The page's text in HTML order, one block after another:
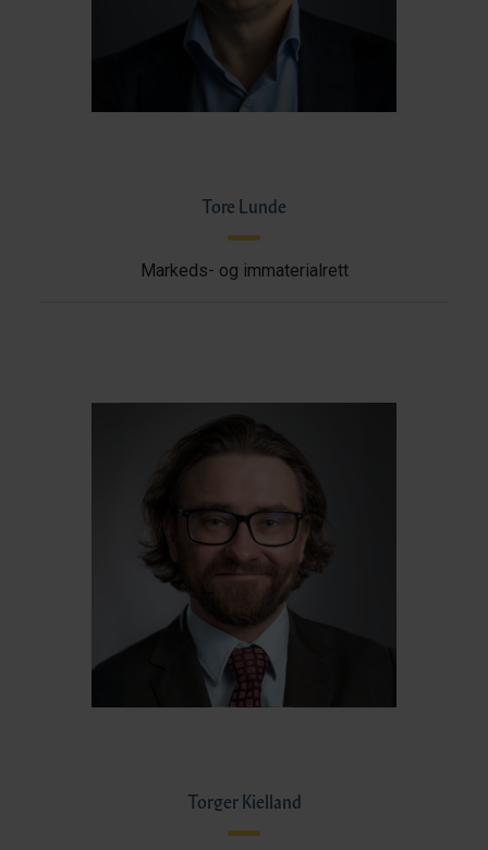
Tore Lunde
Markeds- og immaterialrett
Torger Kielland